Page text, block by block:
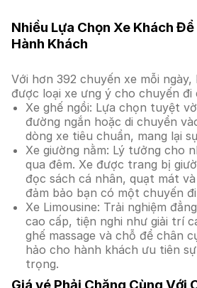
Nhiều Lựa Chọn Xe Khách
Hành Khách
Với hơn 392 chuyến xe mỗi ngày,
được loại xe ưng ý cho chuyến đi
Xe ghế ngồi: Lựa chọn tuyệt
đường ngắn hoặc di chuyển
dòng xe tiêu chuẩn, mang lại
Xe giường nằm: Lý tưởng cho
qua đêm. Xe được trang bị
đọc sách cá nhân, quạt mát
đảm bảo bạn có một chuyến
Xe Limousine: Trải nghiệm
cao cấp, tiện nghi như giải trí
ghế massage và chỗ để chân
hảo cho hành khách ưu tiên
trọng.